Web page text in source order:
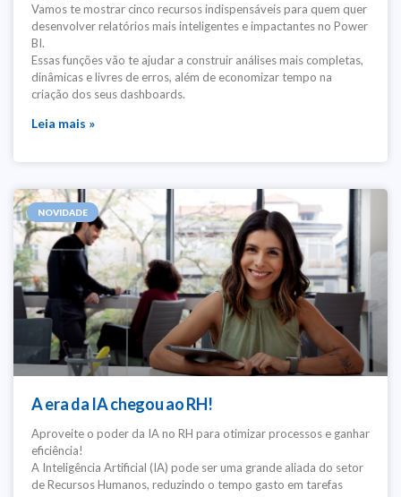
Vamos te mostrar cinco recursos indispensáveis para quem quer
desenvolver relatórios mais inteligentes e impactantes no Power
BI.
Essas funções vão te ajudar a construir análises mais completas,
dinâmicas e livres de erros, além de economizar tempo na
criação dos seus dashboards.
Leia mais »
NOVIDADE
A era da IA chegou ao RH!
Aproveite o poder da IA no RH para otimizar processos e ganhar
eficiência!
A Inteligência Artificial (IA) pode ser uma grande aliada do setor
de Recursos Humanos, reduzindo o tempo gasto em tarefas